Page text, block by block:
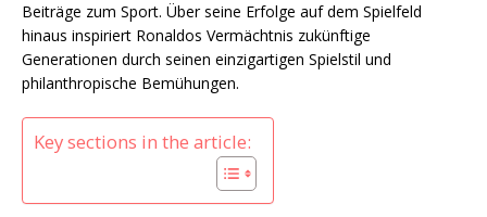
Beiträge zum Sport. Über seine Erfolge auf dem Spielfeld
hinaus inspiriert Ronaldos Vermächtnis zukünftige
Generationen durch seinen einzigartigen Spielstil und
philanthropische Bemühungen.
Key sections in the article: